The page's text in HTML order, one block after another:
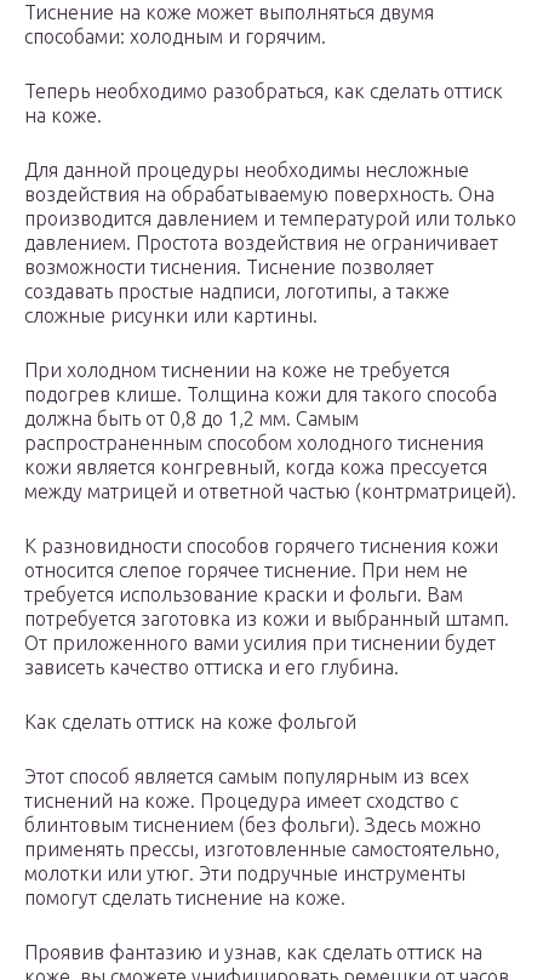
Тиснение на коже может выполняться двумя
способами: холодным и горячим.
Теперь необходимо разобраться, как сделать оттиск
на коже.
Для данной процедуры необходимы несложные
воздействия на обрабатываемую поверхность. Она
производится давлением и температурой или только
давлением. Простота воздействия не ограничивает
возможности тиснения. Тиснение позволяет
создавать простые надписи, логотипы, а также
сложные рисунки или картины.
При холодном тиснении на коже не требуется
подогрев клише. Толщина кожи для такого способа
должна быть от 0,8 до 1,2 мм. Самым
распространенным способом холодного тиснения
кожи является конгревный, когда кожа прессуется
между матрицей и ответной частью (контрматрицей).
К разновидности способов горячего тиснения кожи
относится слепое горячее тиснение. При нем не
требуется использование краски и фольги. Вам
потребуется заготовка из кожи и выбранный штамп.
От приложенного вами усилия при тиснении будет
зависеть качество оттиска и его глубина.
Как сделать оттиск на коже фольгой
Этот способ является самым популярным из всех
тиснений на коже. Процедура имеет сходство с
блинтовым тиснением (без фольги). Здесь можно
применять прессы, изготовленные самостоятельно,
молотки или утюг. Эти подручные инструменты
помогут сделать тиснение на коже.
Проявив фантазию и узнав, как сделать оттиск на